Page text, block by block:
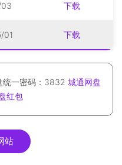
下载
01 下载
统一密码：3832 城通网盘
红包
站